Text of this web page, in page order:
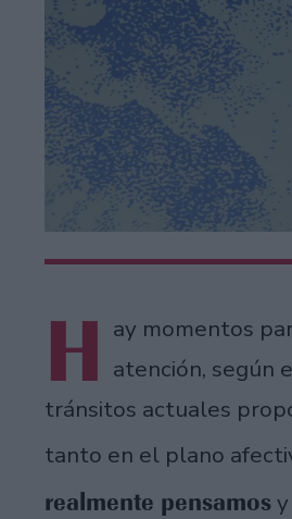
H ay momentos
atención, según
tránsitos actuales
tanto en el plano
realmente pensamos